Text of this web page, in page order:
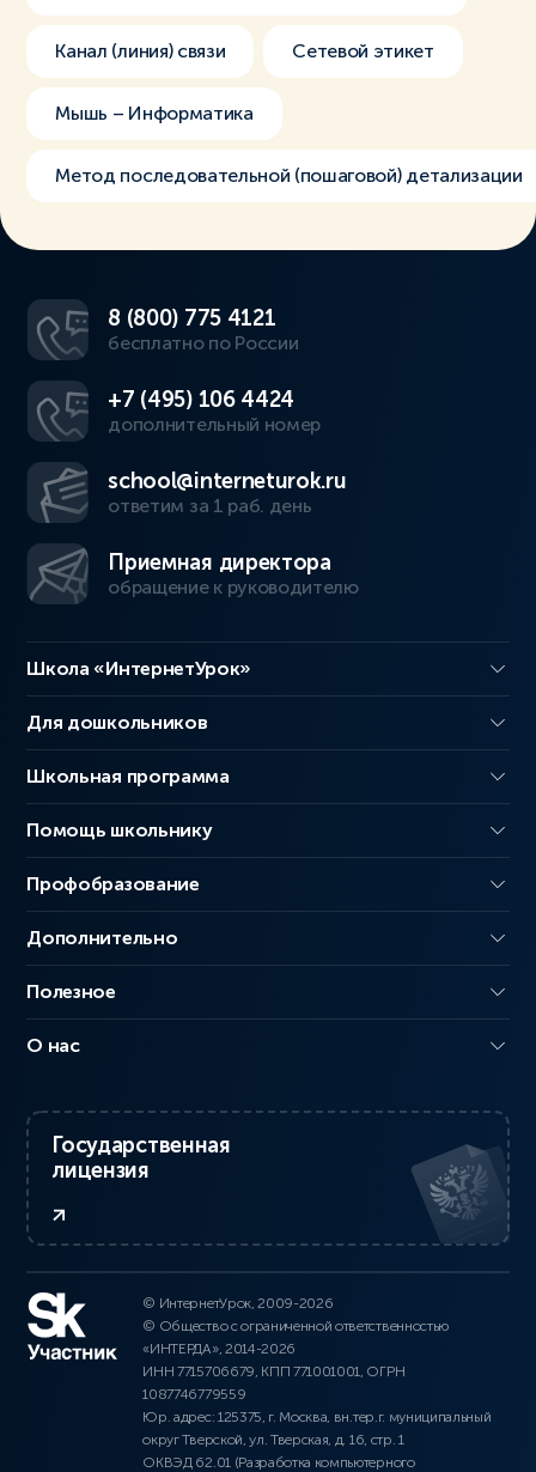
Канал (линия) связи Сетевой этикет
Мышь – Информатика
Метод последовательной (пошаговой) детализации
8 (800) 775 4121
бесплатно по России
+7 (495) 106 4424
дополнительный номер
school@interneturok.ru
ответим за 1 раб. день
Приемная директора
обращение к руководителю
Школа «ИнтернетУрок»
Для дошкольников
Школьная программа
Помощь школьнику
Профобразование
Дополнительно
Полезное
О нас
Государственная
лицензия
© ИнтернетУрок, 2009-2026
© Общество с ограниченной ответственностью
«ИНТЕРДА», 2014-2026
ИНН 7715706679, КПП 771001001, ОГРН
1087746779559
Юр. адрес: 125375, г. Москва, вн.тер.г. муниципальный
округ Тверской, ул. Тверская, д. 16, стр. 1
ОКВЭД 62.01 (Разработка компьютерного